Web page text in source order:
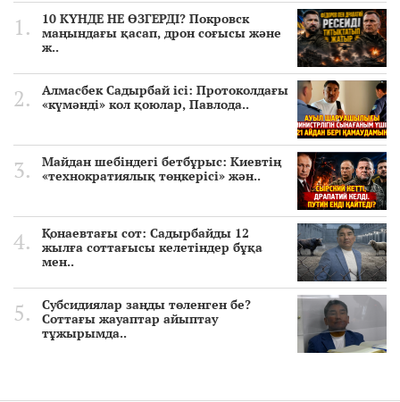
10 КҮНДЕ НЕ ӨЗГЕРДІ? Покровск
маңындағы қасап, дрон соғысы және
ж..
Алмасбек Садырбай ісі: Протоколдағы
«күмәнді» кол қоюлар, Павлода..
Майдан шебіндегі бетбұрыс: Киевтің
«технократиялық төңкерісі» жән..
Қонаевтағы сот: Садырбайды 12
жылға соттағысы келетіндер бұқа
мен..
Субсидиялар заңды төленген бе?
Соттағы жауаптар айыптау
тұжырымда..